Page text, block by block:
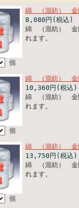
個
綿 （混紡） 金
8,080円(税込)
綿 （混紡） 金
れます。
個
綿 （混紡） 金
10,360円(税込)
綿 （混紡） 金
れます。
個
綿 （混紡）
13,750円(税込)
綿 （混紡） 金
れます。